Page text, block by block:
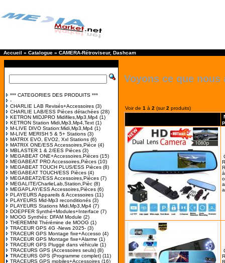
Accueil » Catalogue » CAMERA-Rétroviseur, Dashcam
*** CATEGORIES DES PRODUITS ***
-
CHARLIE LAB Revisés+Accessoires (3)
CHARLIE LAB/ESS Pièces détachées (28)
KETRON MIDJPRO Midifiles,Mp3,Mp4 (1)
KETRON Station Midi,Mp3,Mp4,Text (1)
M-LIVE DIVO Station:Midi,Mp3,Mp4 (1)
M-LIVE MERISH 5 & 5+ Stations (3)
MATRIX EVO, EVO2, Xxl Stations (6)
MATRIX ONE/ESS Accessoires,Pièce (4)
MBLASTER 1 & 2/EES Pièces (3)
MEGABEAT ONE+Accessoires,Pièces (15)
MEGABEAT PRO Accessoires,Pièces (10)
MEGABEAT TOUCH PLUS/ESS Pièces (8)
MEGABEAT TOUCH/ESS Pièces (4)
MEGABEAT2/ESS Accessoires,Pièces (7)
MEGALITE/CharlieLab,Station,Pièc (8)
MEGAPLAY/ESS Accessoires,Pièces (6)
PLAYEURS Appareils & Accessoires (11)
PLAYEURS Mid-Mp3 reconditionés (3)
PLAYEURS Stations Midi,Mp3,Mp4 (7)
DOEPFER Synthé+Modules+Interface (7)
MOOG Synthés: DFAM Module (2)
THEREMINI Thérémine de MOOG (1)
TRACEUR GPS 4G -News 2025- (3)
TRACEUR GPS Montage fixe+Accesso (4)
TRACEUR GPS Montage fixe+Alarme (1)
TRACEUR GPS Pluggé dans véhicule (1)
TRACEURS GPS (Accessoires seuls) (8)
TRACEURS GPS (Programme complet) (11)
TRACEURS GPS mobiles+Accessoires (16)
Voyons ce que nous
Voir de 1 à 2 (sur2 produits)